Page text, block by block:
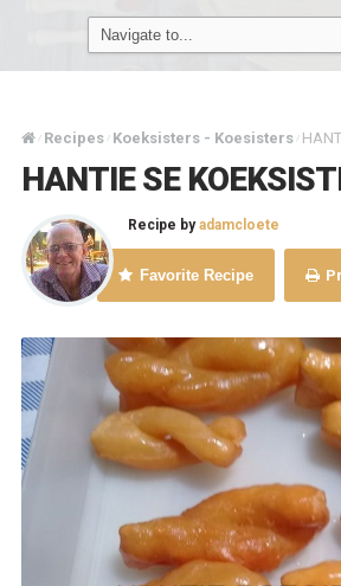
/ Recipes / Koeksisters - Koesisters /
HANTIE SE
Recipe byadamcloete
Favorite Recipe